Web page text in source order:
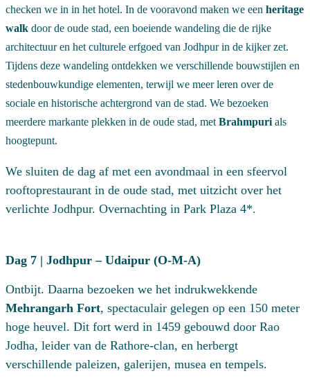
checken we in in het hotel. In de vooravond maken we een heritage
walk door de oude stad, een boeiende wandeling die de rijke
architectuur en het culturele erfgoed van Jodhpur in de kijker zet.
Tijdens deze wandeling ontdekken we verschillende bouwstijlen en
stedenbouwkundige elementen, terwijl we meer leren over de
sociale en historische achtergrond van de stad. We bezoeken
meerdere markante plekken in de oude stad, met Brahmpuri als
hoogtepunt.
We sluiten de dag af met een avondmaal in een sfeervol
rooftoprestaurant in de oude stad, met uitzicht over het
verlichte Jodhpur. Overnachting in Park Plaza 4*.
Dag 7 | Jodhpur – Udaipur (O-M-A)
Ontbijt. Daarna bezoeken we het indrukwekkende
Mehrangarh Fort, spectaculair gelegen op een 150 meter
hoge heuvel. Dit fort werd in 1459 gebouwd door Rao
Jodha, leider van de Rathore-clan, en herbergt
verschillende paleizen, galerijen, musea en tempels.